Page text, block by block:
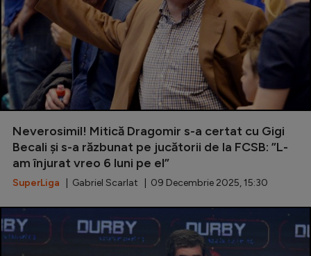
Neverosimil! Mitică Dragomir s-a certat cu Gigi
Becali și s-a răzbunat pe jucătorii de la FCSB: ”L-
am înjurat vreo 6 luni pe el”
SuperLiga | Gabriel Scarlat | 09 Decembrie 2025, 15:30